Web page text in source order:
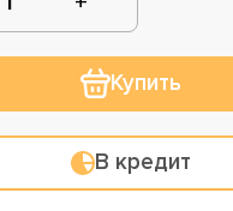
Купить
В кредит